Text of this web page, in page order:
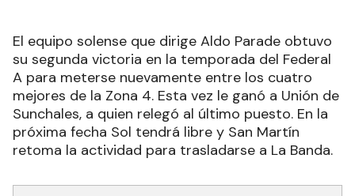
El equipo solense que dirige Aldo Parade obtuvo
su segunda victoria en la temporada del Federal
A para meterse nuevamente entre los cuatro
mejores de la Zona 4. Esta vez le ganó a Unión de
Sunchales, a quien relegó al último puesto. En la
próxima fecha Sol tendrá libre y San Martín
retoma la actividad para trasladarse a La Banda.